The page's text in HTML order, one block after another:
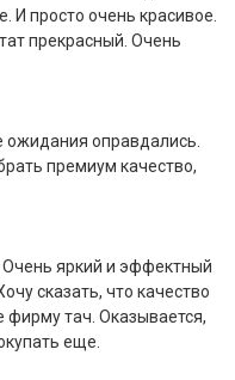
И просто очень красивое.
прекрасный. Очень
ожидания оправдались.
премиум качество,
Очень яркий и эффектный
сказать, что качество
тач. Оказывается,
еще.